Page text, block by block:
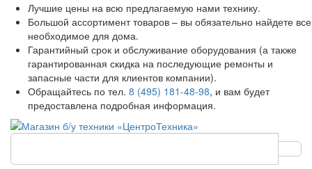
Лучшие цены на всю предлагаемую нами технику.
Большой ассортимент товаров – вы обязательно найдете все
необходимое для дома.
Гарантийный срок и обслуживание оборудования (а также
гарантированная скидка на последующие ремонты и
запасные части для клиентов компании).
Обращайтесь по тел. 8 (495) 181-48-98, и вам будет
предоставлена подробная информация.